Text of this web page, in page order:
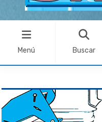
Menú Buscar